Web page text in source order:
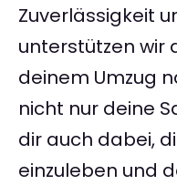
Zuverlässigkeit
unterstützen wir
deinem Umzug
nicht nur deine
dir auch dabei,
einzuleben und